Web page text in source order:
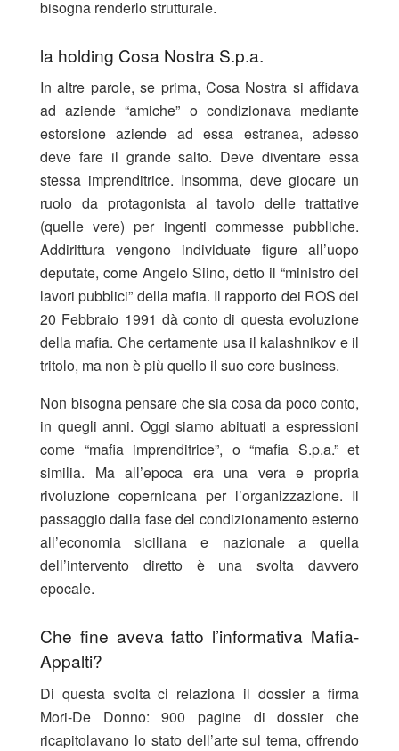
bisogna renderlo strutturale.
la holding Cosa Nostra S.p.a.
In altre parole, se prima, Cosa Nostra si affidava
ad aziende “amiche” o condizionava mediante
estorsione aziende ad essa estranea, adesso
deve fare il grande salto. Deve diventare essa
stessa imprenditrice. Insomma, deve giocare un
ruolo da protagonista al tavolo delle trattative
(quelle vere) per ingenti commesse pubbliche.
Addirittura vengono individuate figure all’uopo
deputate, come Angelo Siino, detto il “ministro dei
lavori pubblici” della mafia. Il rapporto dei ROS del
20 Febbraio 1991 dà conto di questa evoluzione
della mafia. Che certamente usa il kalashnikov e il
tritolo, ma non è più quello il suo core business.
Non bisogna pensare che sia cosa da poco conto,
in quegli anni. Oggi siamo abituati a espressioni
come “mafia imprenditrice”, o “mafia S.p.a.” et
similia. Ma all’epoca era una vera e propria
rivoluzione copernicana per l’organizzazione. Il
passaggio dalla fase del condizionamento esterno
all’economia siciliana e nazionale a quella
dell’intervento diretto è una svolta davvero
epocale.
Che fine aveva fatto l’informativa Mafia-
Appalti?
Di questa svolta ci relaziona il dossier a firma
Mori-De Donno: 900 pagine di dossier che
ricapitolavano lo stato dell’arte sul tema, offrendo